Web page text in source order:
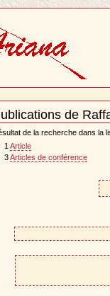
de
de la recherche dans la
1 Article
3Articles de conférence